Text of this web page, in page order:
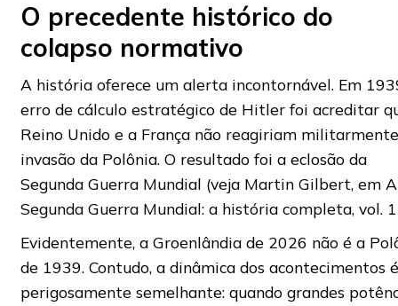
O precedente histórico do
colapso normativo
A história oferece um alerta incontornável. Em
erro de cálculo estratégico de Hitler foi acreditar
Reino Unido e a França não reagiriam
invasão da Polônia. O resultado foi a eclosão da
Segunda Guerra Mundial (veja Martin Gilbert, em A
Segunda Guerra Mundial: a história completa, vol.
Evidentemente, a Groenlândia de 2026 não é a
de 1939. Contudo, a dinâmica dos acontecimentos é
perigosamente semelhante: quando grandes